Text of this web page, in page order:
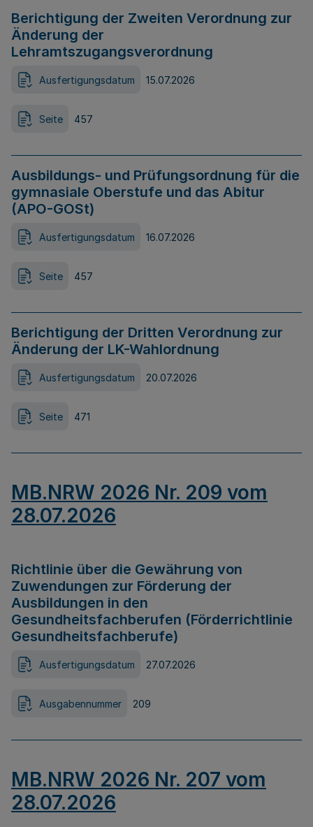
Berichtigung der Zweiten Verordnung zur
Änderung der
Lehramtszugangsverordnung
Ausfertigungsdatum 15.07.2026
Seite 457
Ausbildungs- und Prüfungsordnung für die
gymnasiale Oberstufe und das Abitur
(APO-GOSt)
Ausfertigungsdatum 16.07.2026
Seite 457
Berichtigung der Dritten Verordnung zur
Änderung der LK-Wahlordnung
Ausfertigungsdatum 20.07.2026
Seite 471
MB.NRW 2026 Nr. 209 vom
28.07.2026
Richtlinie über die Gewährung von
Zuwendungen zur Förderung der
Ausbildungen in den
Gesundheitsfachberufen (Förderrichtlinie
Gesundheitsfachberufe)
Ausfertigungsdatum 27.07.2026
Ausgabennummer 209
MB.NRW 2026 Nr. 207 vom
28.07.2026